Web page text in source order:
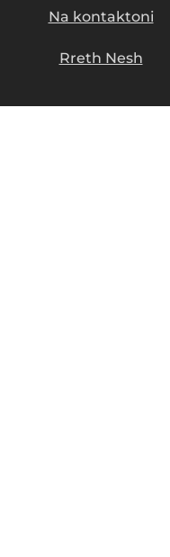
Na kontaktoni
Rreth Nesh